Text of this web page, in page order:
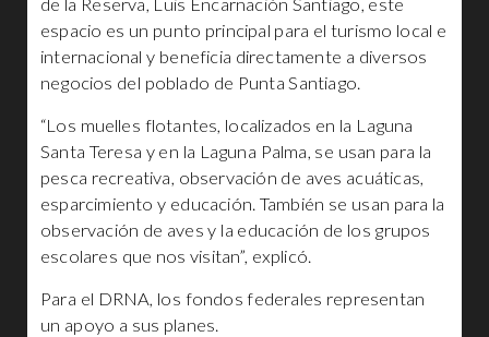
de la Reserva, Luis Encarnación Santiago, este
espacio es un punto principal para el turismo local e
internacional y beneficia directamente a diversos
negocios del poblado de Punta Santiago.
“Los muelles flotantes, localizados en la Laguna
Santa Teresa y en la Laguna Palma, se usan para la
pesca recreativa, observación de aves acuáticas,
esparcimiento y educación. También se usan para la
observación de aves y la educación de los grupos
escolares que nos visitan”, explicó.
Para el DRNA, los fondos federales representan
un apoyo a sus planes.